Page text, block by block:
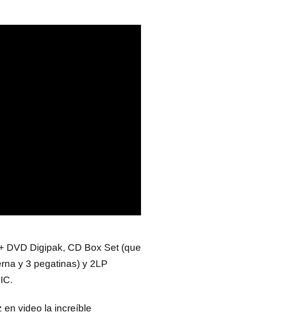
DVD Digipak, CD Box Set (que
y 3 pegatinas) y 2LP
en video la increíble